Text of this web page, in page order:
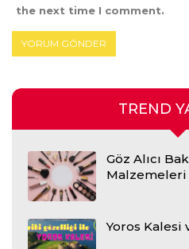
the next time I comment.
TREND
Göz Alıcı
Malzemeleri
Yoros Kalesi